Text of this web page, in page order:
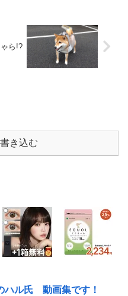
ら!?
き込む
ハル氏 動画集です！